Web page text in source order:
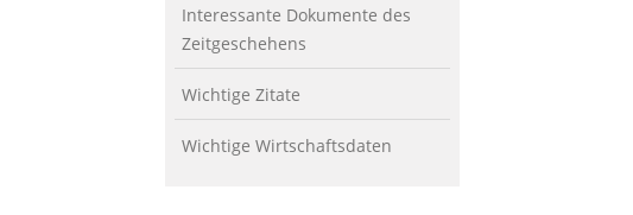
Interessante Dokumente des
Zeitgeschehens
Wichtige Zitate
Wichtige Wirtschaftsdaten